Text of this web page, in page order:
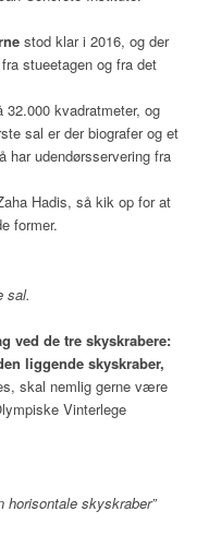
stod klar i 2016, og der
stueetagen og fra det
kvadratmeter, og
sal er der biografer og et
har udendørsservering fra
Hadis, så kik op for at
former.
sal.
ved de tre skyskrabere:
liggende skyskraber,
skal nemlig gerne være
Vinterlege
horisontale skyskraber”